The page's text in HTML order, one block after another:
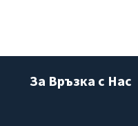
За Връзка с Нас